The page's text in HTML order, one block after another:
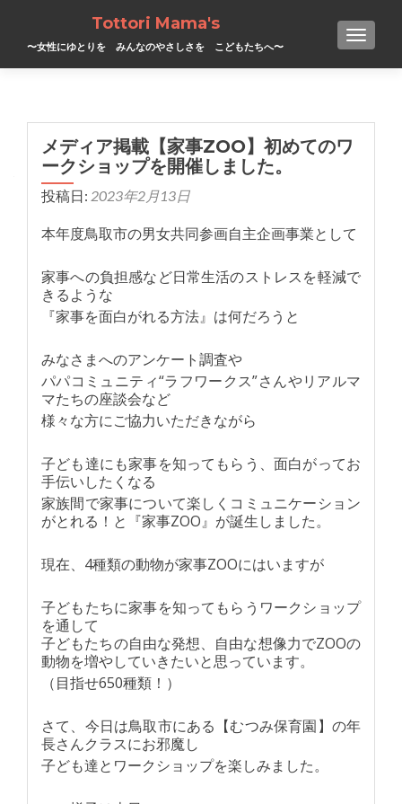
Tottori Mama's
〜女性にゆとりを みんなのやさしさを こどもたちへ〜
メディア掲載【家事ZOO】初めてのワ
ークショップを開催しました。
投稿日: 2023年2月13日
本年度鳥取市の男女共同参画自主企画事業として
家事への負担感など日常生活のストレスを軽減で
きるような
『家事を面白がれる方法』は何だろうと
みなさまへのアンケート調査や
パパコミュニティ“ラフワークス”さんやリアルマ
マたちの座談会など
様々な方にご協力いただきながら
子ども達にも家事を知ってもらう、面白がってお
手伝いしたくなる
家族間で家事について楽しくコミュニケーション
がとれる！と『家事ZOO』が誕生しました。
現在、4種類の動物が家事ZOOにはいますが
子どもたちに家事を知ってもらうワークショップ
を通して
子どもたちの自由な発想、自由な想像力でZOOの
動物を増やしていきたいと思っています。
（目指せ650種類！）
さて、今日は鳥取市にある【むつみ保育園】の年
長さんクラスにお邪魔し
子ども達とワークショップを楽しみました。